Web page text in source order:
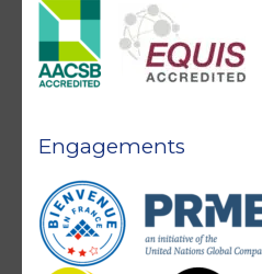
Engagements